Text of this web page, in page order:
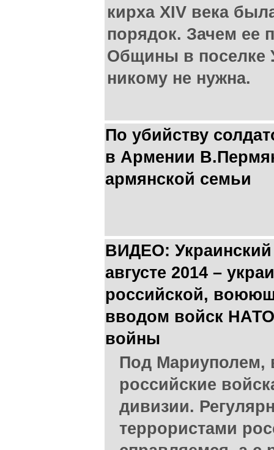
кирха XIV века
порядок. Зачем ее
Общины в поселке
никому не нужна.
По убийству
в Армении
армянской семьи
ВИДЕО:
августе 2014 –
российской,
вводом войск
войны
Под Мариуполем,
российские
дивизии.
террористами